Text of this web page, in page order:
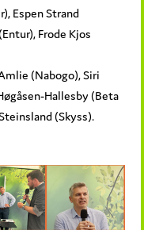
Espen Strand
Frode Kjos
(Nabogo), Siri
Hallesby (Beta
(Skyss).